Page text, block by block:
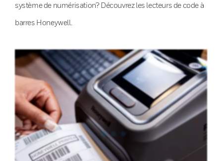
système de numérisation? Découvrez les lecteurs de code à
barres Honeywell.